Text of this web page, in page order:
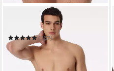
Boxer 95/5
(187)
ab 29,99 € UVP 39,95 €
(10,00 €/ 1 Stk)